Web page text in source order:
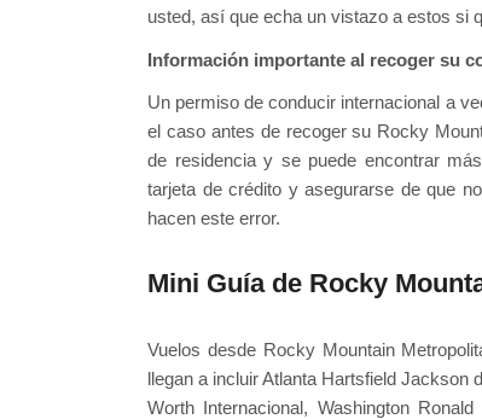
usted, así que echa un vistazo a estos si
Información importante al recoger su
Un permiso de conducir internacional a
el caso antes de recoger su Rocky
de residencia y se puede encontrar
tarjeta de crédito y asegurarse de que
hacen este error.
Mini Guía de Rocky
Vuelos desde Rocky Mountain
llegan a incluir Atlanta Hartsfield Jackson
Worth Internacional, Washington